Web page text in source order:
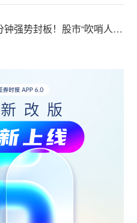
红板科技开盘9分钟强势封板！股市“吹哨人”突然改口！市场风向变了？